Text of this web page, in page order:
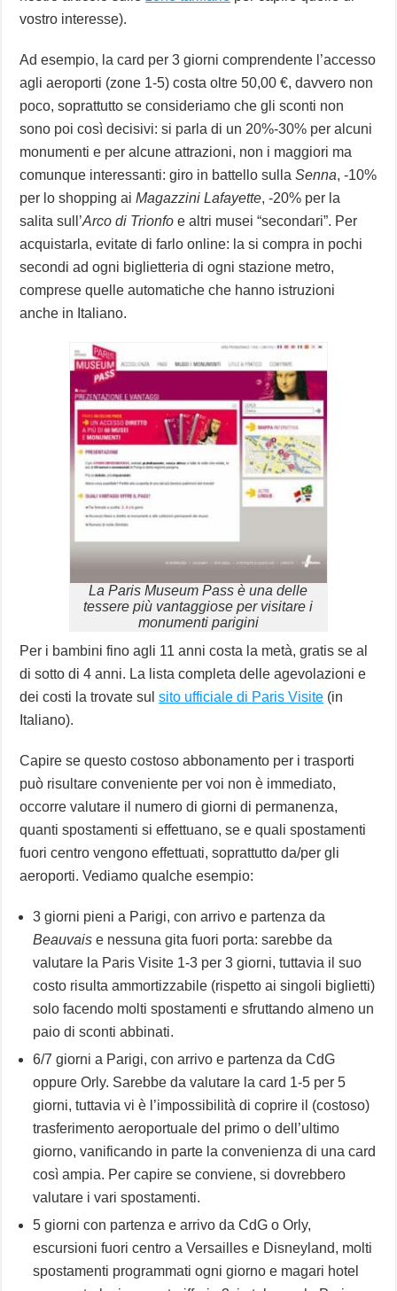
vostro interesse).
Ad esempio, la card per 3 giorni comprendente l’accesso
agli aeroporti (zone 1-5) costa oltre 50,00 €, davvero non
poco, soprattutto se consideriamo che gli sconti non
sono poi così decisivi: si parla di un 20%-30% per alcuni
monumenti e per alcune attrazioni, non i maggiori ma
comunque interessanti: giro in battello sullaSenna, -10%
per lo shopping aiMagazzini Lafayette, -20% per la
salita sull’Arco di Trionfo e altri musei “secondari”. Per
acquistarla, evitate di farlo online: la si compra in pochi
secondi ad ogni biglietteria di ogni stazione metro,
comprese quelle automatiche che hanno istruzioni
anche in Italiano.
La Paris Museum Pass è una delle
tessere più vantaggiose per visitare i
monumenti parigini
Per i bambini fino agli 11 anni costa la metà, gratis se al
di sotto di 4 anni. La lista completa delle agevolazioni e
dei costi la trovate sulsito ufficiale di Paris Visite (in
Italiano).
Capire se questo costoso abbonamento per i trasporti
può risultare conveniente per voi non è immediato,
occorre valutare il numero di giorni di permanenza,
quanti spostamenti si effettuano, se e quali spostamenti
fuori centro vengono effettuati, soprattutto da/per gli
aeroporti. Vediamo qualche esempio:
3 giorni pieni a Parigi, con arrivo e partenza da
Beauvais e nessuna gita fuori porta: sarebbe da
valutare la Paris Visite 1-3 per 3 giorni, tuttavia il suo
costo risulta ammortizzabile (rispetto ai singoli biglietti)
solo facendo molti spostamenti e sfruttando almeno un
paio di sconti abbinati.
6/7 giorni a Parigi, con arrivo e partenza da CdG
oppure Orly. Sarebbe da valutare la card 1-5 per 5
giorni, tuttavia vi è l’impossibilità di coprire il (costoso)
trasferimento aeroportuale del primo o dell’ultimo
giorno, vanificando in parte la convenienza di una card
così ampia. Per capire se conviene, si dovrebbero
valutare i vari spostamenti.
5 giorni con partenza e arrivo da CdG o Orly,
escursioni fuori centro a Versailles e Disneyland, molti
spostamenti programmati ogni giorno e magari hotel